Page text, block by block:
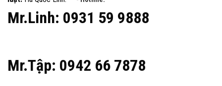
Mr.Linh: 0931 59 9888
Mr.Tập: 0942 66 7878